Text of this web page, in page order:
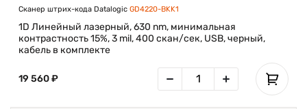
Сканер штрих-кода Datalogic GD4220-BKK1
1D Линейный лазерный, 630 nm, минимальная
контрастность 15%, 3 mil, 400 скан/сек, USB, черный,
кабель в комплекте
19 560 ₽